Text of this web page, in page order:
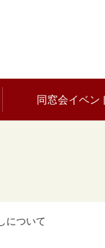
同窓会イベン
について